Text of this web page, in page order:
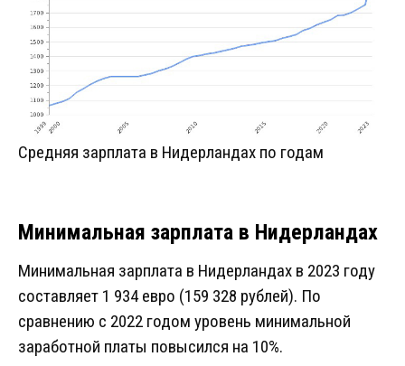
Средняя зарплата в Нидерландах по годам
Минимальная зарплата в Нидерландах
Минимальная зарплата в Нидерландах в 2023 году
составляет 1 934 евро (159 328 рублей). По
сравнению с 2022 годом уровень минимальной
заработной платы повысился на 10%.